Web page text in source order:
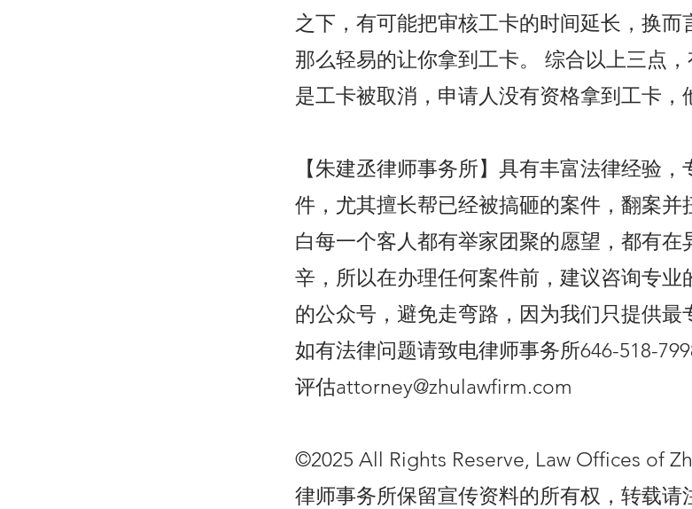
之下，有可能把审核工卡的时间延长，换而
那么轻易的让你拿到工卡。 综合以上三点
是工卡被取消，申请人没有资格拿到工卡，
【朱建丞律师事务所】具有丰富法律经验
件，尤其擅长帮已经被搞砸的案件，翻案并
白每一个客人都有举家团聚的愿望，都有在
辛，所以在办理任何案件前，建议咨询专业
的公众号，避免走弯路，因为我们只提供最
如有法律问题请致电律师事务所646-518-
评估attorney@zhulawfirm.com
©2025 All Rights Reserve, Law Offices of
律师事务所保留宣传资料的所有权，转载请